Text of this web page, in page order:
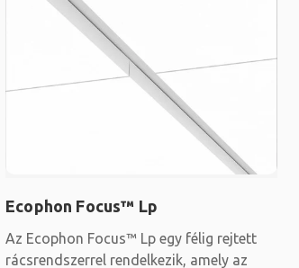
Ecophon Focus™ Lp
Az Ecophon Focus™ Lp egy félig rejtett
rácsrendszerrel rendelkezik, amely az